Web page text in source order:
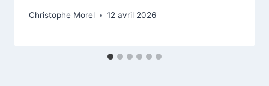
Christophe Morel 12 avril 2026